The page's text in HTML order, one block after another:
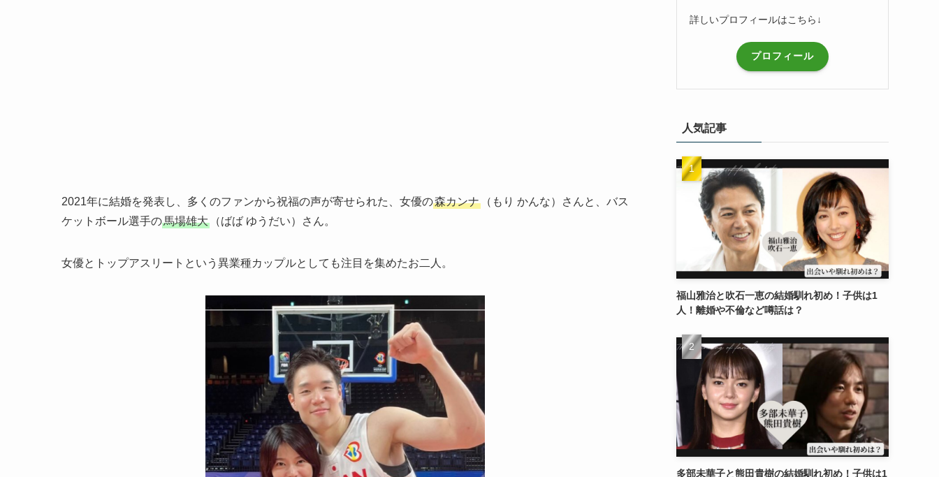
2021年に結婚を発表し、多くのファンから祝福の声が寄せられた、女優の森カンナ
（もり かんな）さんと、バス
ケットボール選手の馬場雄大 （ばば ゆうだい）さん。
女優とトップアスリートという異業種カップルとしても注目を集めたお二人。
詳しいプロフィールはこちら↓
プロフィール
人気記事
福山雅治と吹石一恵の結婚馴れ初め！子供は1
人！離婚や不倫など噂話は？
多部未華子と熊田貴樹の結婚馴れ初め！子供は1